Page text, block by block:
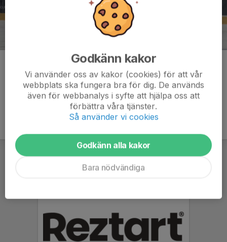
Godkänn kakor
Vi använder oss av kakor (cookies) för att vår
webbplats ska fungera bra för dig. De används
även för webbanalys i syfte att hjälpa oss att
förbättra våra tjänster.
Så använder vi cookies
Godkänn alla kakor
Bara nödvändiga